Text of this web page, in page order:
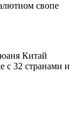
свопе
Китай
с 32 странами и